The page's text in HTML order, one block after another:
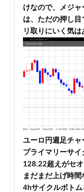
けなので、メジ
は、ただの押し
リ取りにいく気は
ユーロ円週足チャ
プライマリーサイ
128.22超えがセオ
まだまだ上げ時間
4hサイクルボト